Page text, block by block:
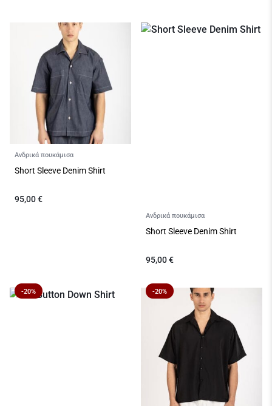
Ανδρικά πουκάμισα
Short Sleeve Denim Shirt
95,00€
Ανδρικά πουκάμισα
Short Sleeve Denim Shirt
95,00€
-20% -20%